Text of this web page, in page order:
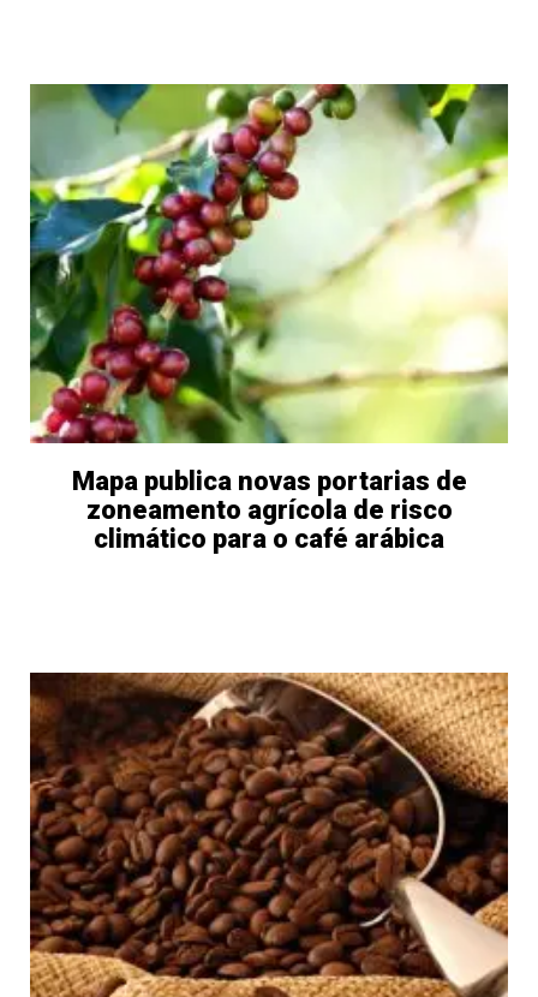
Mapa publica novas portarias de
zoneamento agrícola de risco
climático para o café arábica